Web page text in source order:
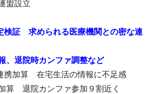
盟設立
証 求められる医療機関との密な連
、退院時カンファ調整など
加算 在宅生活の情報に不足感
退院カンファ参加９割近く